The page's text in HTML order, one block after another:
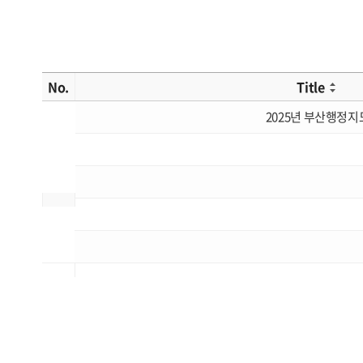
No. Title
2025년 부산행정지